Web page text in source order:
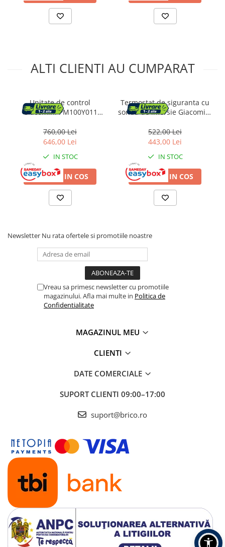
ALTI CLIENTI AU CUMPARAT
Unitate de control
Giacomini PM100Y011
pardoseala 8 zone cu
intarziere pompa 4 minute,
actuatoare
760,00 Lei
646,00 Lei
IN STOC
ADAUGA IN COS
Termostat de siguranta cu
sonda de imersie Giacomini
80 C, IP55, cablu 2m
522,00 Lei
443,00 Lei
IN STOC
ADAUGA IN COS
Newsletter Nu rata ofertele si promotiile noastre
Vreau sa primesc newsletter cu promotiile
magazinului. Afla mai multe in Politica de
Confidentialitate
MAGAZINUL MEU
CLIENTI
DATE COMERCIALE
SUPORT CLIENTI 09:00–17:00
suport@brico.ro